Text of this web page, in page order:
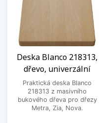
Deska Blanco 218313,
dřevo, univerzální
Praktická deska Blanco
218313 z masivního
bukového dřeva pro dřezy
Metra, Zia, Nova.